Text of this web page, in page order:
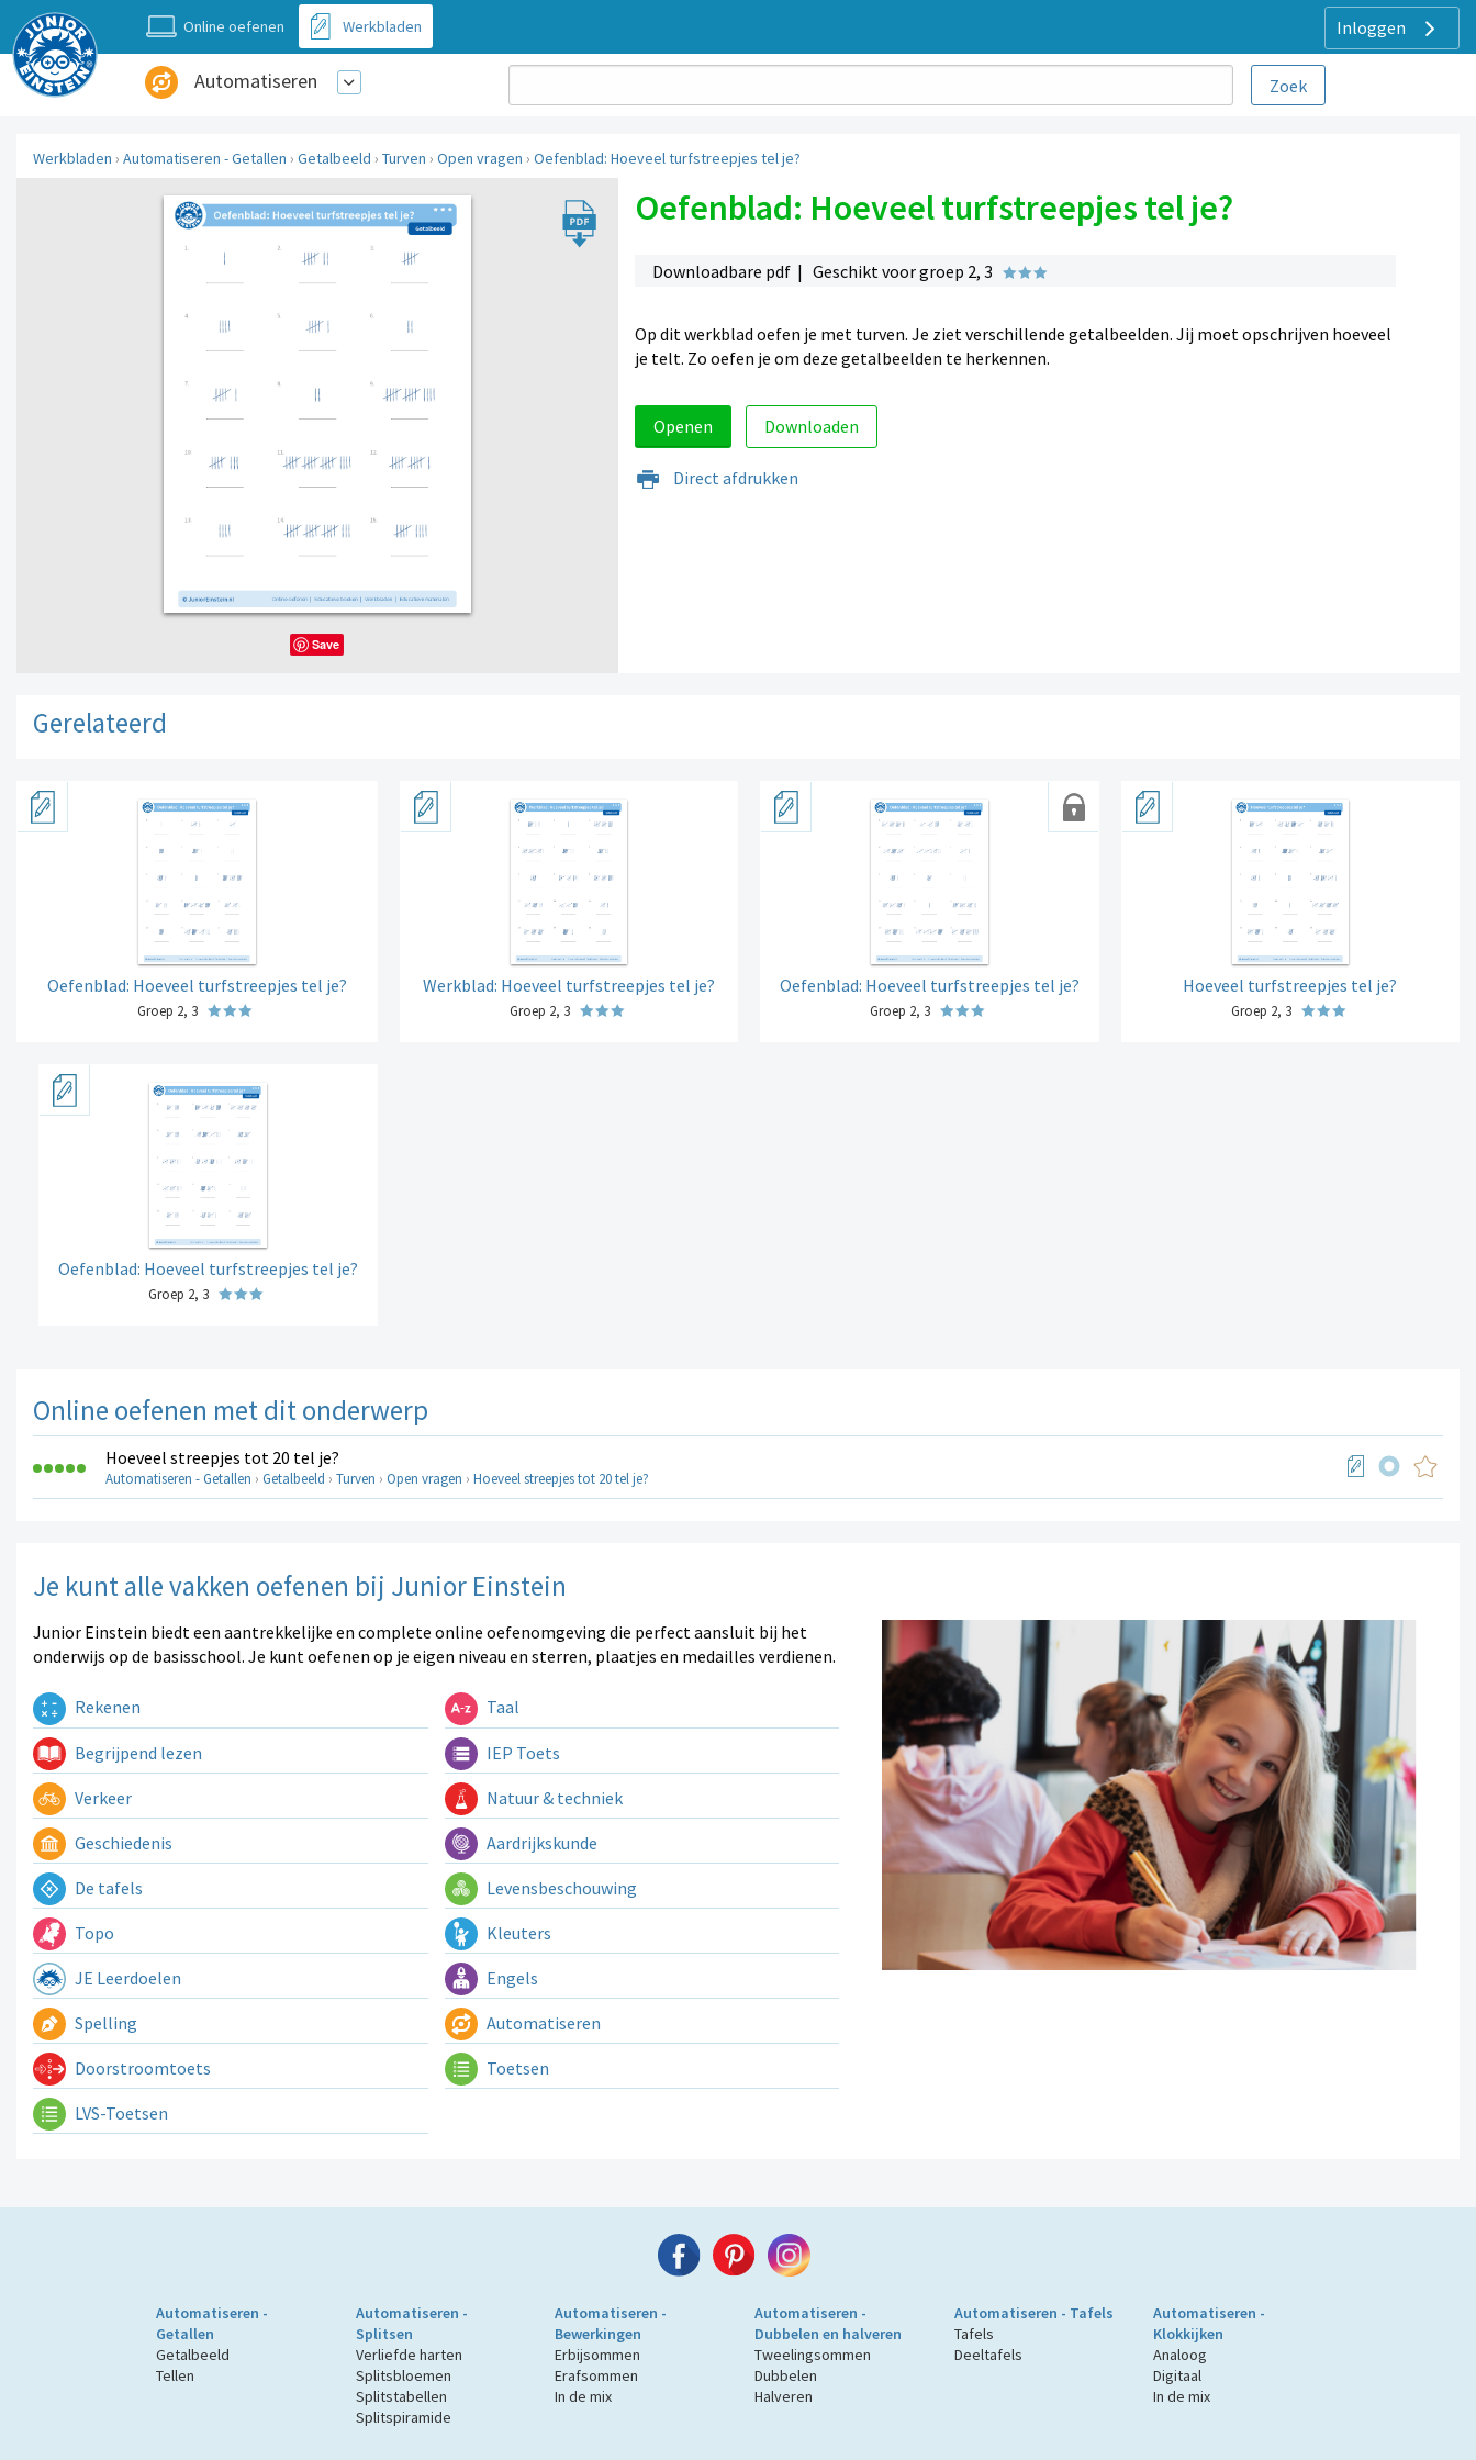
Inloggen
Online oefenen Werkbladen
Automatiseren
Werkbladen › Automatiseren - Getallen › Getalbeeld › Turven › Open vragen › Oefenblad: Hoeveel turfstreepjes tel je?
Oefenblad: Hoeveel turfstreepjes tel je?
Downloadbare pdf | Geschikt voor groep 2, 3
Op dit werkblad oefen je met turven. Je ziet verschillende getalbeelden. Jij moet opschrijven hoeveel
je telt. Zo oefen je om deze getalbeelden te herkennen.
Openen Downloaden
Direct afdrukken
Save
Gerelateerd
Oefenblad: Hoeveel turfstreepjes tel je?
Groep 2, 3
Werkblad: Hoeveel turfstreepjes tel je?
Groep 2, 3
Oefenblad: Hoeveel turfstreepjes tel je?
Groep 2, 3
Hoeveel turfstreepjes tel je?
Groep 2, 3
Oefenblad: Hoeveel turfstreepjes tel je?
Groep 2, 3
Online oefenen met dit onderwerp
Hoeveel streepjes tot 20 tel je?
Automatiseren - Getallen › Getalbeeld › Turven › Open vragen › Hoeveel streepjes tot 20 tel je?
Je kunt alle vakken oefenen bij Junior Einstein
Junior Einstein biedt een aantrekkelijke en complete online oefenomgeving die perfect aansluit bij het
onderwijs op de basisschool. Je kunt oefenen op je eigen niveau en sterren, plaatjes en medailles verdienen.
Rekenen Taal
Begrijpend lezen IEP Toets
Verkeer Natuur & techniek
Geschiedenis Aardrijkskunde
De tafels Levensbeschouwing
Topo Kleuters
JE Leerdoelen Engels
Spelling Automatiseren
Doorstroomtoets Toetsen
LVS-Toetsen
Automatiseren -
Getallen
Getalbeeld
Tellen
Automatiseren -
Splitsen
Verliefde harten
Splitsbloemen
Splitstabellen
Splitspiramide
Automatiseren -
Bewerkingen
Erbijsommen
Erafsommen
In de mix
Automatiseren -
Dubbelen en halveren
Tweelingsommen
Dubbelen
Halveren
Automatiseren - Tafels
Tafels
Deeltafels
Automatiseren -
Klokkijken
Analoog
Digitaal
In de mix